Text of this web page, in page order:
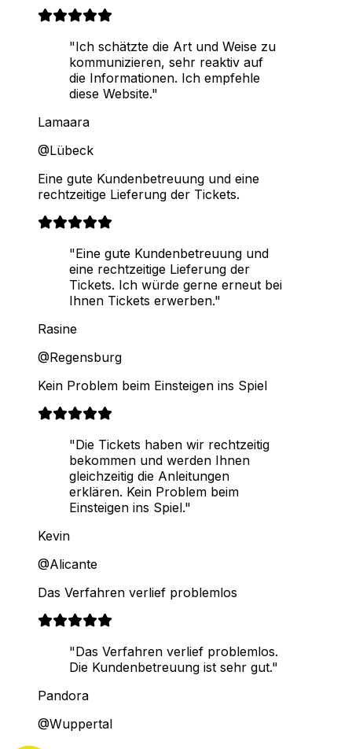
"Ich schätzte die Art und Weise zu
kommunizieren, sehr reaktiv auf
die Informationen. Ich empfehle
diese Website."
Lamaara
@Lübeck
Eine gute Kundenbetreuung und eine
rechtzeitige Lieferung der Tickets.
"Eine gute Kundenbetreuung und
eine rechtzeitige Lieferung der
Tickets. Ich würde gerne erneut bei
Ihnen Tickets erwerben."
Rasine
@Regensburg
Kein Problem beim Einsteigen ins Spiel
"Die Tickets haben wir rechtzeitig
bekommen und werden Ihnen
gleichzeitig die Anleitungen
erklären. Kein Problem beim
Einsteigen ins Spiel."
Kevin
@Alicante
Das Verfahren verlief problemlos
"Das Verfahren verlief problemlos.
Die Kundenbetreuung ist sehr gut."
Pandora
@Wuppertal